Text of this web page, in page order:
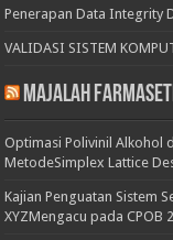
Penerapan Data Integrity
VALIDASI SISTEM
Majalah
Optimasi Polivinil Alkohol
MetodeSimplex Lattice
Kajian Penguatan Sistem
XYZMengacu pada CPOB